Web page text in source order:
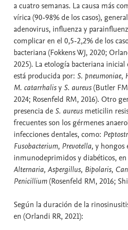
a cuatro semanas. La causa más
vírica (90-98% de los casos),
adenovirus, influenza y
complicar en el 0,5-2,2% de los
bacteriana (Fokkens WJ, 2020;
2025). La etología bacteriana
está producida por: S. pneumoniae,
M. catarrhalisy S. aureus(Butler
2024; Rosenfeld RM, 2016). Otro
presencia de S. aureus meticilin
frecuentes son los gérmenes
infecciones dentales, como:
Fusobacterium, Prevotella, y hongos
inmunodeprimidos y diabéticos, en
Alternaria, Aspergillus, Bipolaris,
Penicillium(Rosenfeld RM, 2016;
Según la duración de la
en (Orlandi RR, 2021):